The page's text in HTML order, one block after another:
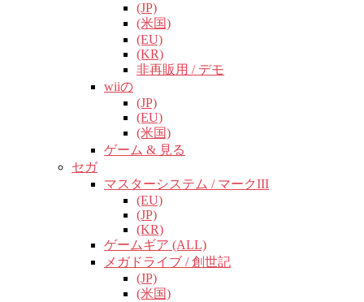
(JP)
(米国)
(EU)
(KR)
非再販用 / デモ
wiiの
(JP)
(EU)
(米国)
ゲーム & 見る
セガ
マスターシステム / マークIII
(EU)
(JP)
(KR)
ゲームギア (ALL)
メガドライブ / 創世記
(JP)
(米国)